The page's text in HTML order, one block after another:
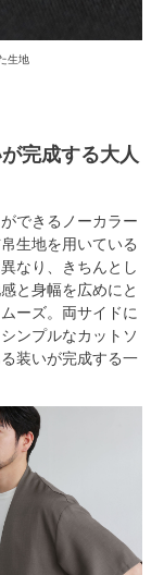
生地
完成する大人
できるノーカラー
生地を用いている
なり、きちんとし
と身幅を広めにと
ーズ。両サイドに
ンプルなカットソ
装いが完成する一